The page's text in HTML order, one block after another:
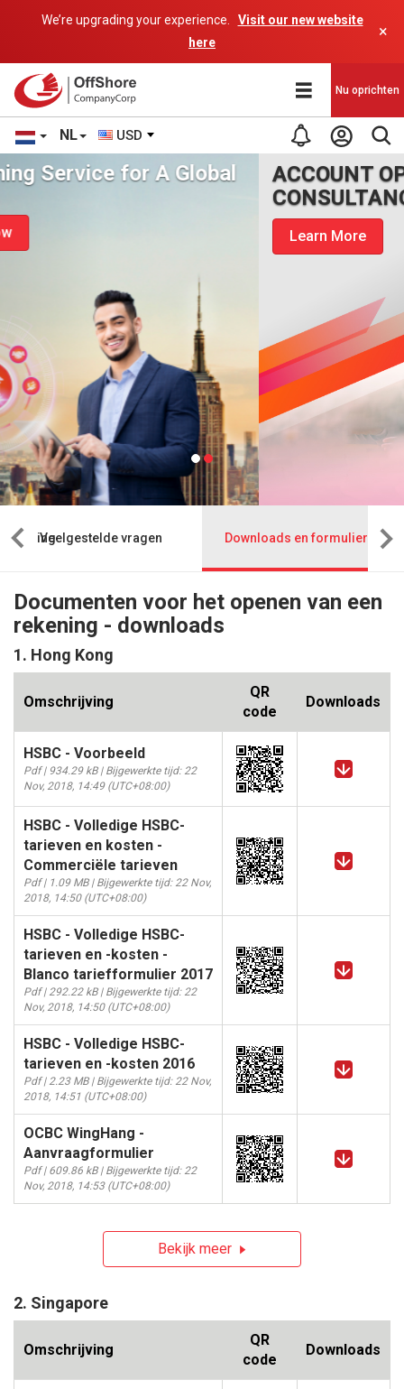
We’re upgrading your experience.
Visit our new website
here
×
NL USD
Nu oprichten
ACCOUNT OPENING
rekeningVeelgestelde vragen Downloads en formulieren
Documenten voor het openen van een
rekening - downloads
1. Hong Kong
Omschrijving
QR
code
Downloads
HSBC - Voorbeeld
Pdf | 934.29 kB | Bijgewerkte tijd: 22
Nov, 2018, 14:49 (UTC+08:00)
HSBC - Volledige HSBC-
tarieven en kosten -
Commerciële tarieven
Pdf | 1.09 MB | Bijgewerkte tijd: 22 Nov,
2018, 14:50 (UTC+08:00)
HSBC - Volledige HSBC-
tarieven en -kosten -
Blanco tariefformulier 2017
Pdf | 292.22 kB | Bijgewerkte tijd: 22
Nov, 2018, 14:50 (UTC+08:00)
HSBC - Volledige HSBC-
tarieven en -kosten 2016
Pdf | 2.23 MB | Bijgewerkte tijd: 22 Nov,
2018, 14:51 (UTC+08:00)
OCBC WingHang -
Aanvraagformulier
Pdf | 609.86 kB | Bijgewerkte tijd: 22
Nov, 2018, 14:53 (UTC+08:00)
Bekijk meer
2. Singapore
Omschrijving
QR
code
Downloads